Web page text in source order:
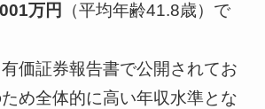
万円
（平均年齢41.8歳）で
有価証券報告書で公開されてお
め全体的に高い年収水準とな